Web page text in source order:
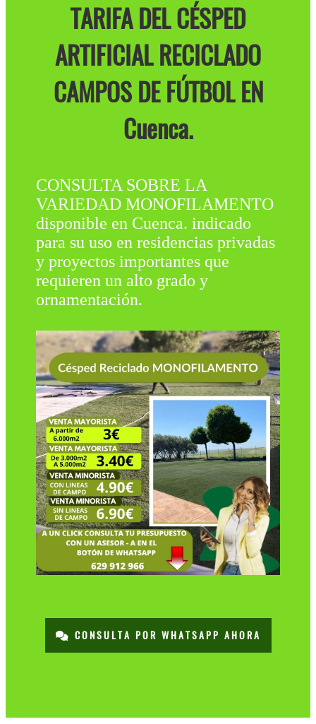
TARIFA DEL CÉSPED
ARTIFICIAL RECICLADO
CAMPOS DE FÚTBOL EN
Cuenca.
CONSULTA SOBRE LA
VARIEDAD MONOFILAMENTO
disponible en Cuenca. indicado
para su uso en residencias privadas
y proyectos importantes que
requieren un alto grado y
ornamentación.
CONSULTA POR WHATSAPP AHORA